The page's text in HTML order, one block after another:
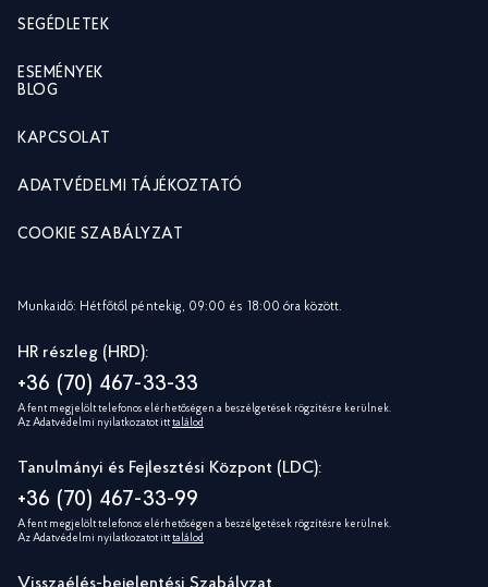
SEGÉDLETEK
ESEMÉNYEK
BLOG
KAPCSOLAT
ADATVÉDELMI TÁJÉKOZTATÓ
COOKIE SZABÁLYZAT
Munkaidő: Hétfőtől péntekig, 09:00 és 18:00 óra között.
HR részleg (HRD):
+36 (70) 467-33-33
A fent megjelölt telefonos elérhetőségen a beszélgetések rögzítésre kerülnek.
Az Adatvédelmi nyilatkozatot itt találod
Tanulmányi és Fejlesztési Központ (LDC):
+36 (70) 467-33-99
A fent megjelölt telefonos elérhetőségen a beszélgetések rögzítésre kerülnek.
Az Adatvédelmi nyilatkozatot itt találod